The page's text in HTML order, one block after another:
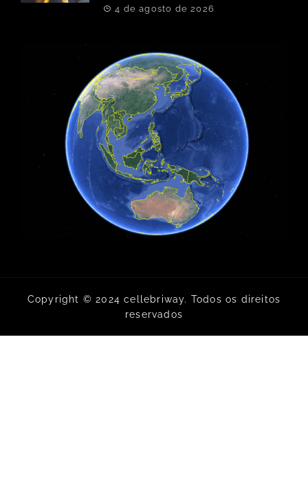
4 de agosto de 2026
Copyright © 2024 cellebriway. Todos os direitos
reservados